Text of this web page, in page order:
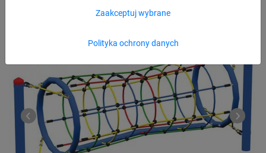
Polityka ochrony danych
Zaakceptuj wybrane